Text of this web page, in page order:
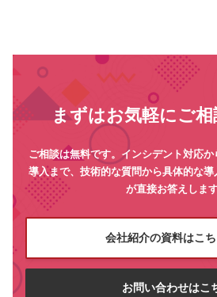
まずはお気軽にご
ご相談は無料です。インシデント対応
導入まで、技術的な質問から具体的な
が直接お答えします
会社紹介の資料はこ
お問い合わせはこ